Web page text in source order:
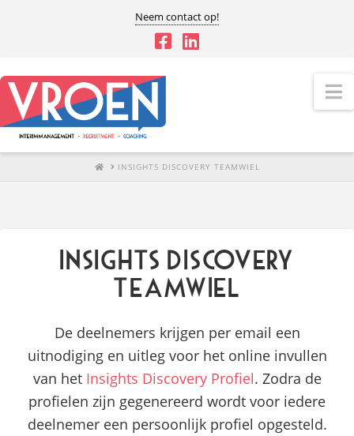
Neem contact op!
HOMEINSIGHTS DISCOVERY TEAMWIEL
Insights Discovery
Teamwiel
De deelnemers krijgen per email een
uitnodiging en uitleg voor het online invullen
van het Insights Discovery Profiel. Zodra de
profielen zijn gegenereerd wordt voor iedere
deelnemer een persoonlijk profiel opgesteld.